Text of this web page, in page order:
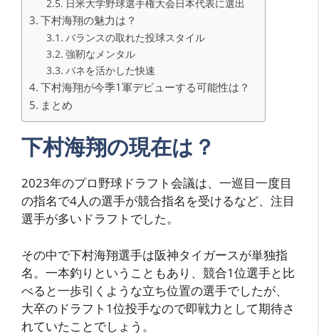
日米大学野球選手権大会日本代表に選出
下村海翔の魅力は？
バランスの取れた投球スタイル
強靭なメンタル
バネを活かした快速
下村海翔が今季1軍デビューする可能性は？
まとめ
下村海翔の現在は？
2023年のプロ野球ドラフト会議は、一巡目一度目
の指名で4人の選手が競合指名を受けるなど、注目
選手が多いドラフトでした。
その中で下村海翔選手は阪神タイガースが単独指
名。一本釣りということもあり、競合1位選手と比
べると一歩引くような立ち位置の選手でしたが、
大卒のドラフト1位投手なので即戦力として期待さ
れていたことでしょう。